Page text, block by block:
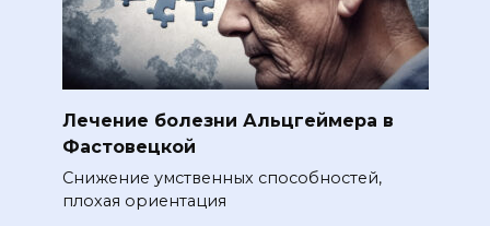
Лечение болезни Альцгеймера в
Фастовецкой
Снижение умственных способностей,
плохая ориентация